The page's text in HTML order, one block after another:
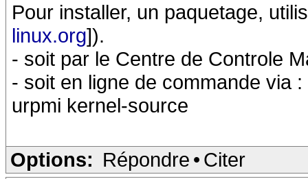
Pour installer, un paquetage,
linux.org]).
- soit par le Centre de Controle
- soit en ligne de commande via :
urpmi kernel-source
Options: Répondre • Citer